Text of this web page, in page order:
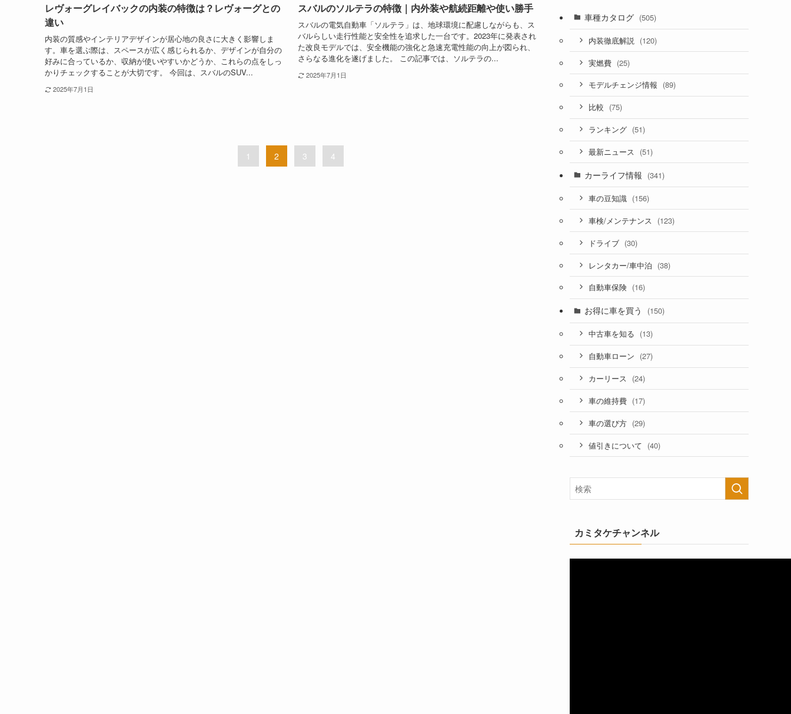
レヴォーグレイバックの内装の特徴は？レヴォーグとの
違い
内装の質感やインテリアデザインが居心地の良さに大きく影響しま
す。車を選ぶ際は、スペースが広く感じられるか、デザインが自分の
好みに合っているか、収納が使いやすいかどうか、これらの点をしっ
かりチェックすることが大切です。 今回は、スバルのSUV...
2025年7月1日
スバルのソルテラの特徴｜内外装や航続距離や使い勝手
スバルの電気自動車「ソルテラ」は、地球環境に配慮しながらも、ス
バルらしい走行性能と安全性を追求した一台です。2023年に発表され
た改良モデルでは、安全機能の強化と急速充電性能の向上が図られ、
さらなる進化を遂げました。 この記事では、ソルテラの...
2025年7月1日
1 2 3 4
車種カタログ (505)
内装徹底解説 (120)
実燃費 (25)
モデルチェンジ情報 (89)
比較 (75)
ランキング (51)
最新ニュース (51)
カーライフ情報 (341)
車の豆知識 (156)
車検/メンテナンス (123)
ドライブ (30)
レンタカー/車中泊 (38)
自動車保険 (16)
お得に車を買う (150)
中古車を知る (13)
自動車ローン (27)
カーリース (24)
車の維持費 (17)
車の選び方 (29)
値引きについて (40)
カミタケチャンネル